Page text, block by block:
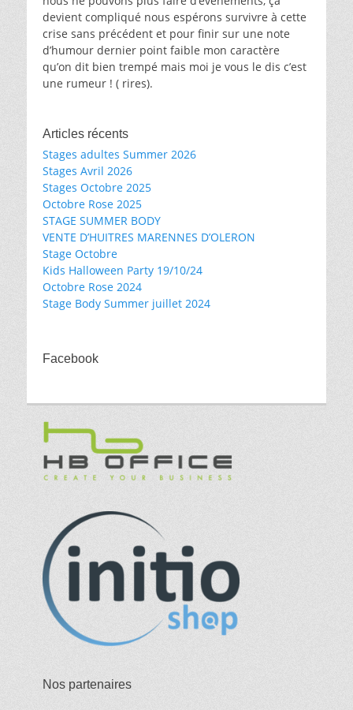
devient compliqué nous espérons survivre à cette
crise sans précédent et pour finir sur une note
d’humour dernier point faible mon caractère
qu’on dit bien trempé mais moi je vous le dis c’est
une rumeur ! ( rires).
Articles récents
Stages adultes Summer 2026
Stages Avril 2026
Stages Octobre 2025
Octobre Rose 2025
STAGE SUMMER BODY
VENTE D’HUITRES MARENNES D’OLERON
Stage Octobre
Kids Halloween Party 19/10/24
Octobre Rose 2024
Stage Body Summer juillet 2024
Facebook
Nos partenaires